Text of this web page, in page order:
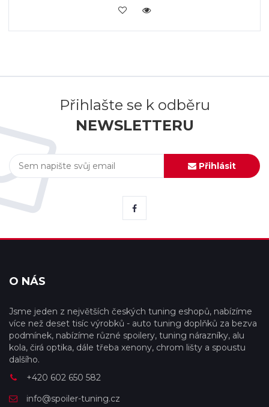
KOUPIT
Přihlašte se k odběru
NEWSLETTERU
Přihlásit
O NÁS
Jsme jeden z největších českých tuning eshopů, nabízíme
více než deset tisíc výrobků - auto tuning doplňků za bezva
podmínek, nabízíme různé spoilery, tuning nárazníky, alu
kola, čirá optika, dále třeba xenony, chrom lišty a spoustu
dalšího.
+420 602 650 582
info@spoiler-tuning.cz